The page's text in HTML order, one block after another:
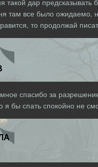
такой дар предсказывать
там все было ожидаемо,
то продолжай
спасибо за
я бы спать спокойно не